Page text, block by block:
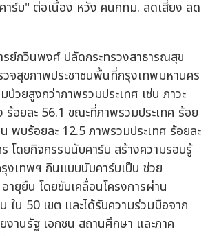
ย์กวินพงศ์ ปลัดกระทรวงสาธารณสุข
วจสุขภาพประชาชนพื้นที่กรุงเทพมหานคร
วยสูงกว่าภาพรวมประเทศ เช่น ภาวะ
อยละ 56.1 ขณะที่ภาพรวมประเทศ ร้อย
น พบร้อยละ 12.5 ภาพรวมประเทศ ร้อยละ
โดยกิจกรรมนับคาร์บ สร้างความรอบรู้
งเทพฯ กินแบบนับคาร์บเป็น ช่วย
ายุยืน โดยขับเคลื่อนโครงการผ่าน
ใน 50 เขต และได้รับความร่วมมือจาก
านรัฐ เอกชน สถานศึกษา และภาค